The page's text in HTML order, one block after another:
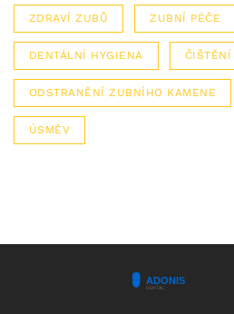
ZDRAVÍ ZUBŮ ZUBNÍ PÉČE
DENTÁLNÍ HYGIENA ČIŠTĚNÍ
ODSTRANĚNÍ ZUBNÍHO KAMENE
ÚSMĚV